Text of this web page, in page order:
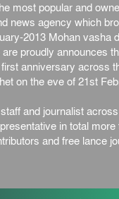
most popular and
news agency which
2013 Mohan vasha
proudly announces
anniversary across
on the eve of 21st
and journalist
in total
and free lance